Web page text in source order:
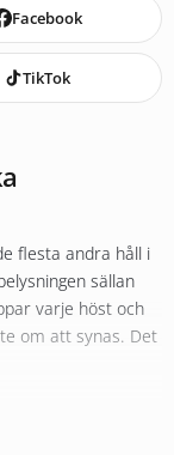
Facebook
TikTok
flesta andra håll i
sällan
varje höst och
om att synas. Det